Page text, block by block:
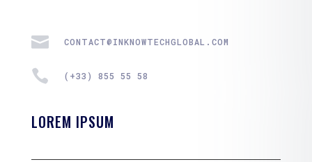
 CONTACT@INKNOWTECHGLOBAL.COM
 (+33) 855 55 58
LOREM IPSUM